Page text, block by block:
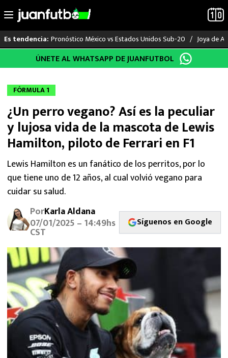
al
Es tendencia: Pronóstico México vs Estados Unidos Sub-20 Joya de
LO ÚLTIMO
LIGA MX
RAYADOS
PUMAS
ATLANTE
SELECCIÓN MEXICANA
FUTBOL INTERNACIONAL
MEXICANOS EN EL EXTRANJERO
FUTBOL ESTUFA
FÓRMULA 1
BOXEO
LIGA MX
ÚNETE AL WHATSAPP DE JUANFUTBOL
FÓRMULA 1
¿Un perro vegano? Así es la peculiar
y lujosa vida de la mascota de Lewis
Hamilton, piloto de Ferrari en F1
Lewis Hamilton es un fanático de los perritos, por lo
que tiene uno de 12 años, al cual volvió vegano para
cuidar su salud.
PorKarla Aldana
07/01/2025 – 14:49hs
CST
Síguenos en Google